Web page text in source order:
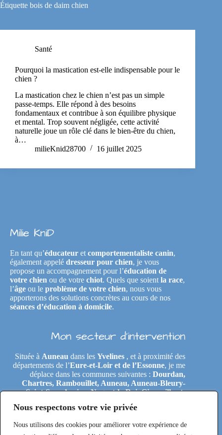
Nous respectons votre vie privée
Nous utilisons des cookies pour améliorer votre expérience de
Étiquette bois de daim chien
Santé
Pourquoi la mastication est-elle indispensable pour le
chien ?
La mastication chez le chien n’est pas un simple
passe-temps. Elle répond à des besoins
fondamentaux et contribue à son équilibre physique
et mental. Trop souvent négligée, cette activité
naturelle joue un rôle clé dans le bien-être du chien,
à…
milieKnid28700
16 juillet 2025
Milie KniD
En tant qu’éducateur et comportementaliste canin,
également appelé dresseur pour chien, je vous
propose un accompagnement pour l’éducation de
votre chien ou de votre chiot. Quels que soient la race,
l’âge ou le problème de votre chien, nous vous
apporterons des solutions concrètes au cours de nos
séances d’éducation à domicile.
Mon secteur d’intervention
Située à Auneau dans lesYvelines , et à proximité des
départements de l’Eure-et-Loir et de l’Essonne, je me
déplace dans les communes suivantes :Dourdan,
Chartres, Rambouillet, Auneau, Auneau-Bleury-
Saint-Symphorien, Nogent-le-Roi, Gironville-et-
Maintenon, Épernon, Le Perray-en-Yvelines,
Saint-Arnoult-en-Yvelines, Étréchy, Morigny-